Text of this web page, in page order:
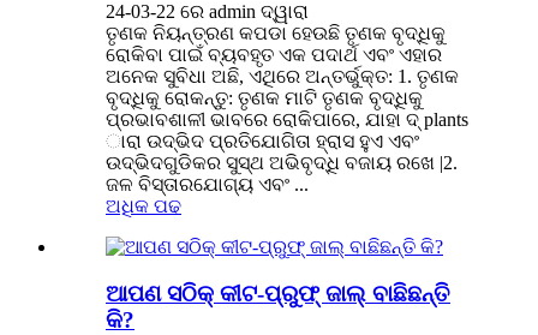
24-03-22 ରେ admin ଦ୍ୱାରା
ତୃଣକ ନିୟନ୍ତ୍ରଣ କପଡା ହେଉଛି ତୃଣକ ବୃଦ୍ଧିକୁ
ରୋକିବା ପାଇଁ ବ୍ୟବହୃତ ଏକ ପଦାର୍ଥ ଏବଂ ଏହାର
ଅନେକ ସୁବିଧା ଅଛି, ଏଥିରେ ଅନ୍ତର୍ଭୁକ୍ତ: 1. ତୃଣକ
ବୃଦ୍ଧିକୁ ରୋକନ୍ତୁ: ତୃଣକ ମାଟି ତୃଣକ ବୃଦ୍ଧିକୁ
ପ୍ରଭାବଶାଳୀ ଭାବରେ ରୋକିପାରେ, ଯାହା ଦ୍ plants
ାରା ଉଦ୍ଭିଦ ପ୍ରତିଯୋଗିତା ହ୍ରାସ ହୁଏ ଏବଂ
ଉଦ୍ଭିଦଗୁଡିକର ସୁସ୍ଥ ଅଭିବୃଦ୍ଧି ବଜାୟ ରଖେ |2.
ଜଳ ବିସ୍ତାରଯୋଗ୍ୟ ଏବଂ ...
ଅଧିକ ପଢ
ଆପଣ ସଠିକ୍ କୀଟ-ପ୍ରୁଫ୍ ଜାଲ୍ ବାଛିଛନ୍ତି
କି?